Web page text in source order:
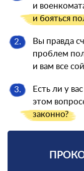
и
и бояться
2.
Вы правда
проблем
и вам все
3.
Есть ли у
этом
законно?